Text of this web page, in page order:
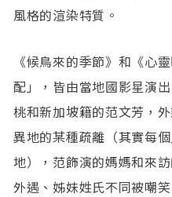
風格的渲染特質。
《候鳥來的季節》和《心
配」，皆由當地國影星演
桃和新加坡籍的范文芳，
異地的某種疏離（其實每
地），范飾演的媽媽和來
外遇、姊妹姓氏不同被嘲